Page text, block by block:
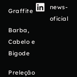
Graffite
Barba,
Cabelo e
Bigode
Preleção
news-
oficial